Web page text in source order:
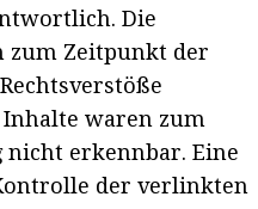
Die
zum Zeitpunkt der
waren zum
erkennbar. Eine
der verlinkten